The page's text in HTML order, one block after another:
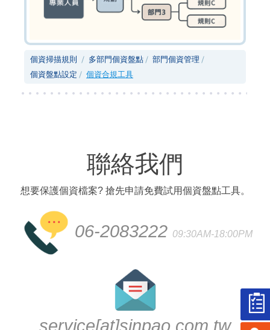
個資掃描規則 多部門個資盤點
部門個資管理
個資盤點設定
個資合規工具
聯絡我們
想要保護個資檔案? 搶先申請免費試用個資盤點工具。
06-2083222 09:30AM-18:00PM
service[at]sinpao.com.tw